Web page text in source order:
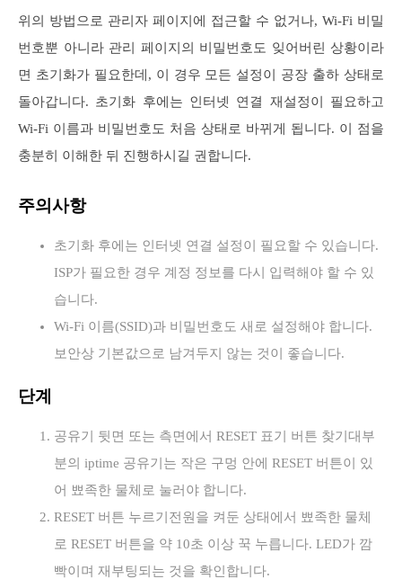
위의 방법으로 관리자 페이지에 접근할 수 없거나, Wi‑Fi 비밀
번호뿐 아니라 관리 페이지의 비밀번호도 잊어버린 상황이라
면 초기화가 필요한데, 이 경우 모든 설정이 공장 출하 상태로
돌아갑니다. 초기화 후에는 인터넷 연결 재설정이 필요하고
Wi‑Fi 이름과 비밀번호도 처음 상태로 바뀌게 됩니다. 이 점을
충분히 이해한 뒤 진행하시길 권합니다.
주의사항
초기화 후에는 인터넷 연결 설정이 필요할 수 있습니다.
ISP가 필요한 경우 계정 정보를 다시 입력해야 할 수 있
습니다.
Wi‑Fi 이름(SSID)과 비밀번호도 새로 설정해야 합니다.
보안상 기본값으로 남겨두지 않는 것이 좋습니다.
단계
공유기 뒷면 또는 측면에서 RESET 표기 버튼 찾기대부
분의 iptime 공유기는 작은 구멍 안에 RESET 버튼이 있
어 뾰족한 물체로 눌러야 합니다.
RESET 버튼 누르기전원을 켜둔 상태에서 뾰족한 물체
로 RESET 버튼을 약 10초 이상 꾹 누릅니다. LED가 깜
빡이며 재부팅되는 것을 확인합니다.